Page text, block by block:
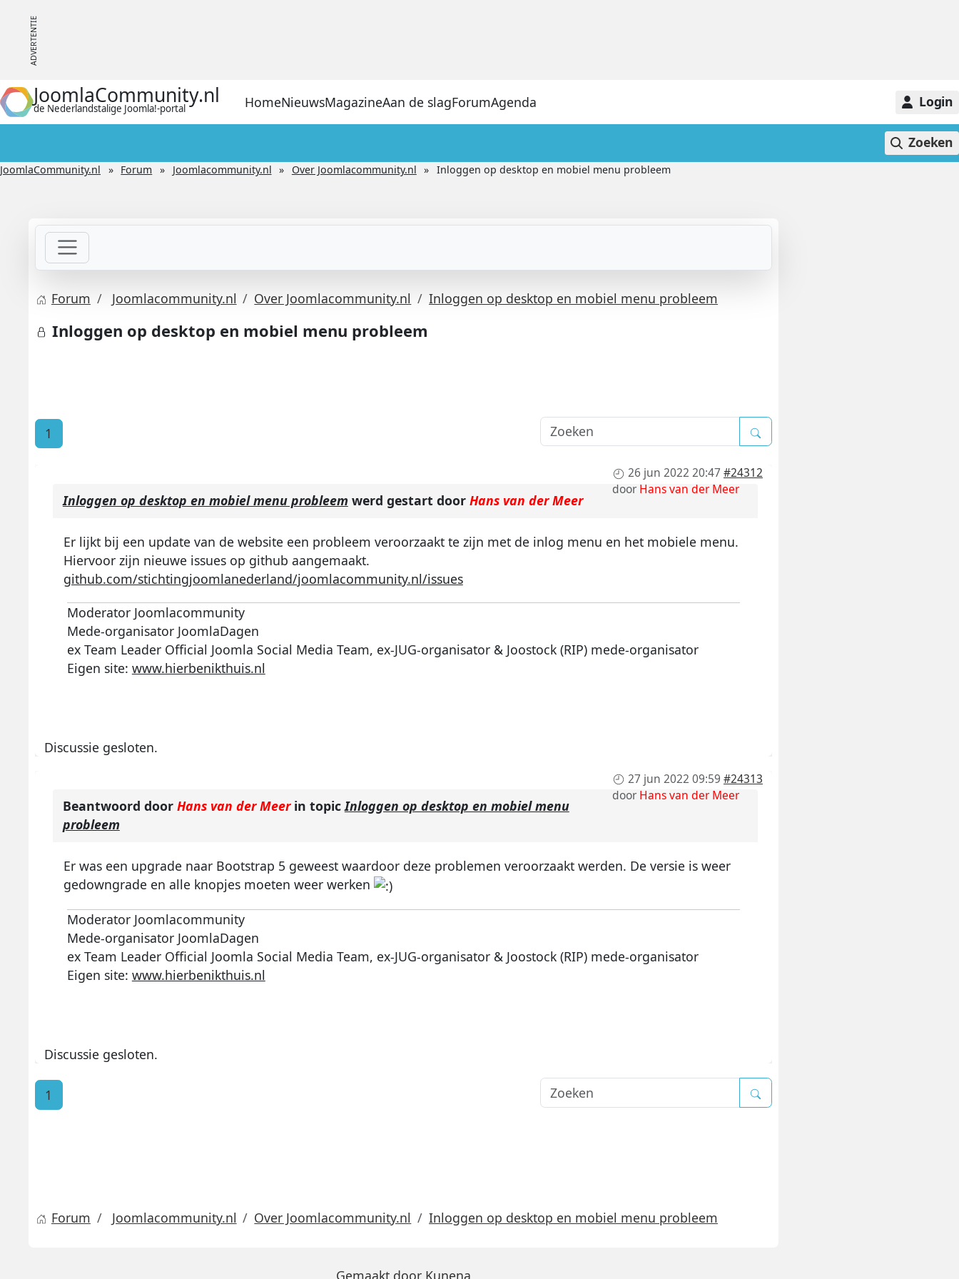
JoomlaCommunity.nl
de Nederlandstalige Joomla!-portal HomeNieuwsMagazineAan de slagForumAgenda Login
Zoeken
JoomlaCommunity.nl Forum Joomlacommunity.nl Over Joomlacommunity.nl Inloggen op desktop en mobiel menu probleem
Forum Joomlacommunity.nl Over Joomlacommunity.nl Inloggen op desktop en mobiel menu probleem
Inloggen op desktop en mobiel menu probleem
1
26 jun 2022 20:47 #24312
doorHans van der Meer
Inloggen op desktop en mobiel menu probleem werd gestart door Hans van der Meer
Er lijkt bij een update van de website een probleem veroorzaakt te zijn met de inlog menu en het mobiele menu.
Hiervoor zijn nieuwe issues op github aangemaakt.
github.com/stichtingjoomlanederland/joomlacommunity.nl/issues
Moderator Joomlacommunity
Mede-organisator JoomlaDagen
ex Team Leader Official Joomla Social Media Team, ex-JUG-organisator & Joostock (RIP) mede-organisator
Eigen site: www.hierbenikthuis.nl
Discussie gesloten.
27 jun 2022 09:59 #24313
doorHans van der Meer
Beantwoord door Hans van der Meerin topicInloggen op desktop en mobiel menu
probleem
Er was een upgrade naar Bootstrap 5 geweest waardoor deze problemen veroorzaakt werden. De versie is weer
gedowngrade en alle knopjes moeten weer werken
Moderator Joomlacommunity
Mede-organisator JoomlaDagen
ex Team Leader Official Joomla Social Media Team, ex-JUG-organisator & Joostock (RIP) mede-organisator
Eigen site: www.hierbenikthuis.nl
Discussie gesloten.
1
Forum Joomlacommunity.nl Over Joomlacommunity.nl Inloggen op desktop en mobiel menu probleem